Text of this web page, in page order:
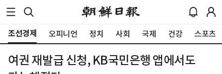
조선경제 오피니언 정치 사회 국제 건강 스포츠
여권 재발급 신청, KB국민은행 앱에서도